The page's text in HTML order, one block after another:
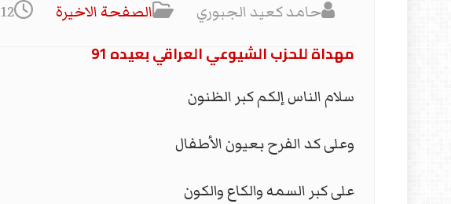
حامد كعيد الجبوري الصفحة الاخیرة 12 نيسان/أبريل 2025
مهداة للحزب الشيوعي العراقي بعيده 91
سلام الناس إلكم كبر الظنون
وعلى كد الفرح بعيون الأطفال
على كبر السمه والكاع والكون